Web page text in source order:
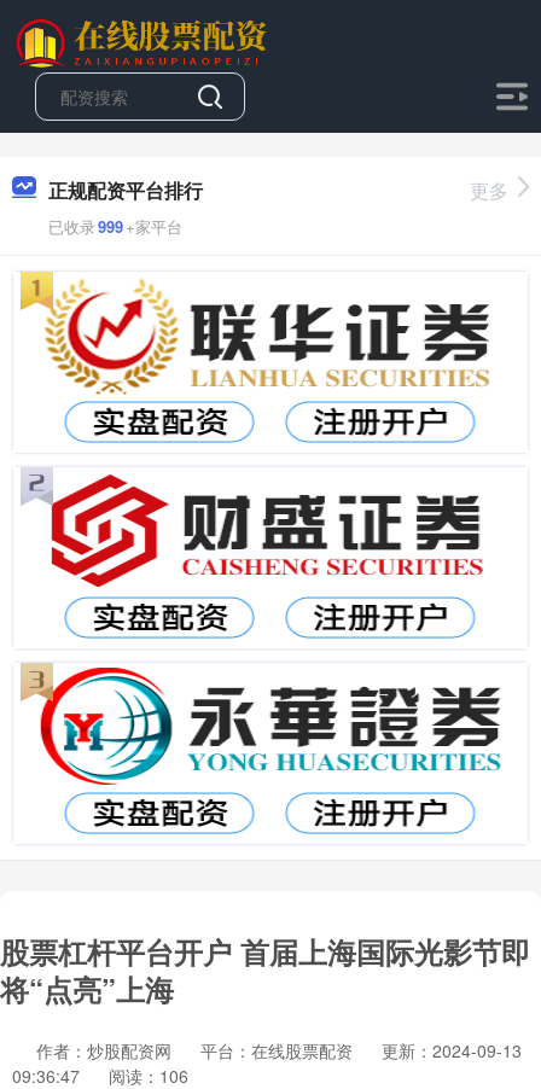
正规配资平台排行
已收录999+家平台
更多
股票杠杆平台开户 首届上海国际光影节即
将“点亮”上海
作者：炒股配资网 平台：在线股票配资
更新：2024-09-13
09:36:47
阅读：106